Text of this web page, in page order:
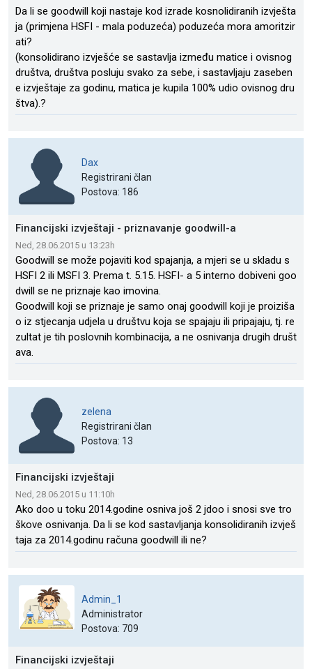
Da li se goodwill koji nastaje kod izrade kosnolidiranih izvješta
ja (primjena HSFI - mala poduzeća) poduzeća mora amoritzir
ati?
(konsolidirano izvješće se sastavlja između matice i ovisnog
društva, društva posluju svako za sebe, i sastavljaju zaseben
e izvještaje za godinu, matica je kupila 100% udio ovisnog dru
štva).?
Dax
Registrirani član
Postova: 186
Financijski izvještaji - priznavanje goodwill-a
Ned, 28.06.2015 u 13:23h
Goodwill se može pojaviti kod spajanja, a mjeri se u skladu s
HSFI 2 ili MSFI 3. Prema t. 5.15. HSFI- a 5 interno dobiveni goo
dwill se ne priznaje kao imovina.
Goodwill koji se priznaje je samo onaj goodwill koji je proiziša
o iz stjecanja udjela u društvu koja se spajaju ili pripajaju, tj. re
zultat je tih poslovnih kombinacija, a ne osnivanja drugih društ
ava.
zelena
Registrirani član
Postova: 13
Financijski izvještaji
Ned, 28.06.2015 u 11:10h
Ako doo u toku 2014.godine osniva još 2 jdoo i snosi sve tro
škove osnivanja. Da li se kod sastavljanja konsolidiranih izvješ
taja za 2014.godinu računa goodwill ili ne?
Admin_1
Administrator
Postova: 709
Financijski izvještaji